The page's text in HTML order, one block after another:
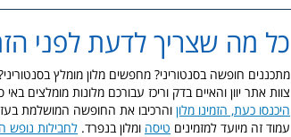
כל מה שצריך לדעת לפני
מתכננים חופשה בסנטוריני? מחפשים מלון מומלץ
צוות אתר יוון והאיים בדק וריכז עבורכם מלונות מומלצים באי
היכנסו כעת, הזמינו מלון והרכיבו את החופשה המושלמת
עמוד זה מיועד למזמינים טיסה ומלון בנפרד. לחבילות נופש